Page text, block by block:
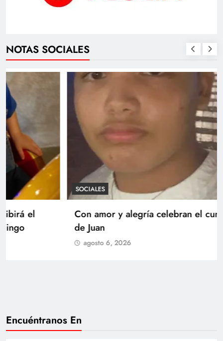
NOTAS SOCIALES
SOCIALES
Con amor y alegría celebran el cumpleaños
de Juan
Encuéntranos En